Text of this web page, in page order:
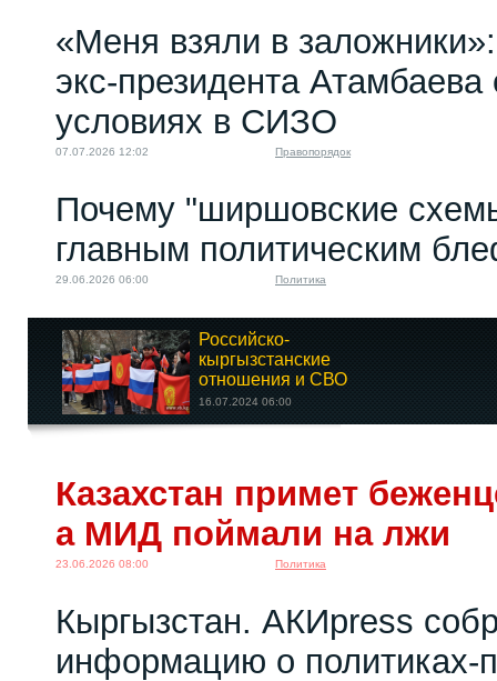
«Меня взяли в
экс‑президента
условиях в СИЗО
07.07.2026 12:02 Правопорядок
Почему "ширшовские
главным политическим
29.06.2026 06:00 Политика
Российско-
кыргызстанские
отношения и СВО
16.07.2024 06:00
иноагенты педофила
защищают
13.04.2026 10:00
Казахстан примет
а МИД поймали на лжи
23.06.2026 08:00 Политика
Кыргызстан. АКИpress
информацию о политиках-